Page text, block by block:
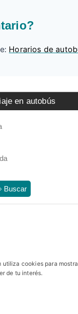
Horarios de
en autobús
utiliza cookies para
de tu interés.